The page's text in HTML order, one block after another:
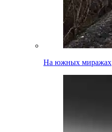
На южных миражах